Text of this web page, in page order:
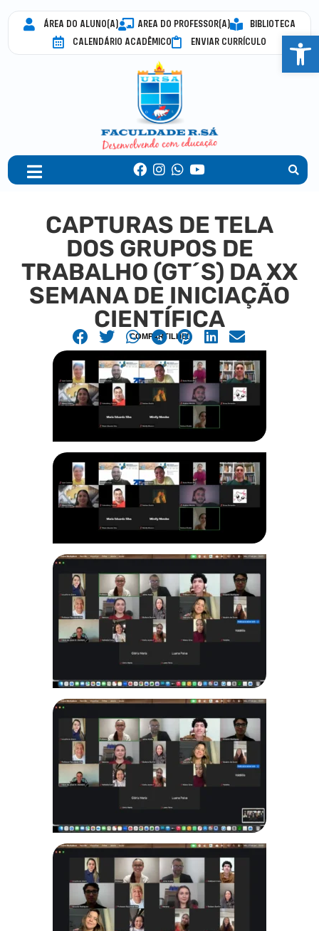
ÁREA DO ALUNO(A) AREA DO PROFESSOR(A)
BIBLIOTECA
CALENDÁRIO ACADÊMICO
ENVIAR CURRÍCULO
CAPTURAS DE TELA
DOS GRUPOS DE
TRABALHO (GT´S) DA XX
SEMANA DE INICIAÇÃO
CIENTÍFICA
COMPARTILHE!
Abrir